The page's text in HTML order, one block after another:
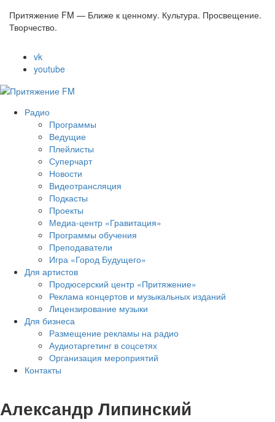
Притяжение FM — Ближе к ценному. Культура. Просвещение.
Творчество.
vk
youtube
Радио
Программы
Ведущие
Плейлисты
Суперчарт
Новости
Видеотрансляция
Подкасты
Проекты
Медиа-центр «Гравитация»
Программы обучения
Преподаватели
Игра «Город Будущего»
Для артистов
Продюсерский центр «Притяжение»
Реклама концертов и музыкальных изданий
Лицензирование музыки
Для бизнеса
Размещение рекламы на радио
Аудиотаргетинг в соцсетях
Организация мероприятий
Контакты
Александр Липинский